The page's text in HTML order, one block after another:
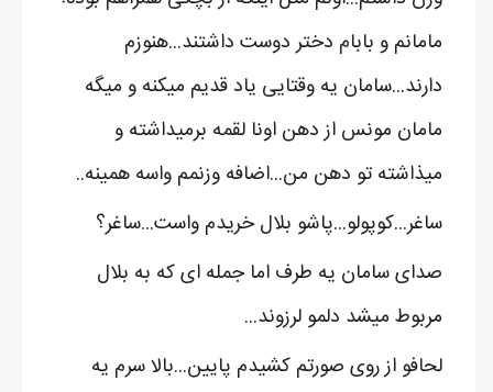
مامانم و بابام دختر دوست داشتند...هنوزم
دارند...سامان یه وقتایی یاد قدیم میکنه و میگه
مامان مونس از دهن اونا لقمه برمیداشته و
میذاشته تو دهن من...اضافه وزنمم واسه همینه..
ساغر...کوپولو...پاشو بلال خریدم واست...ساغر؟
صدای سامان یه طرف اما جمله ای که به بلال
مربوط میشد دلمو لرزوند...
لحافو از روی صورتم کشیدم پایین...بالا سرم یه